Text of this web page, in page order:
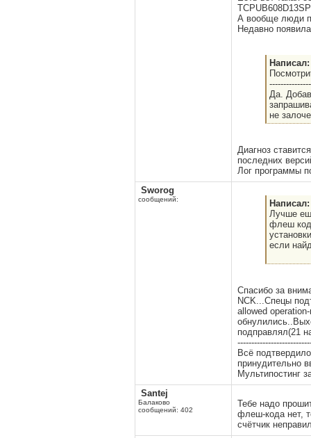
А вообще люди
Недавно
Да.
не
Диагноз
последних
Лог программы
Sworog
сообщений:
Лучше
флеш
если
Спасибо за
NCK...Спецы
allowed
подправлял(21
Всё
принудительно
Мультипостинг
Santej
Балаково
сообщений: 402
Тебе надо
флеш-кода нет,
счётчик